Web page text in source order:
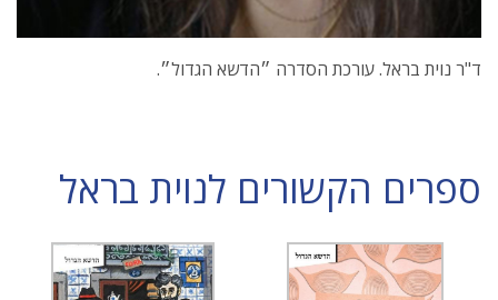
ד"ר נוית בראל. עורכת הסדרה ״הדשא הגדול״.
ספרים הקשורים לנוית בראל